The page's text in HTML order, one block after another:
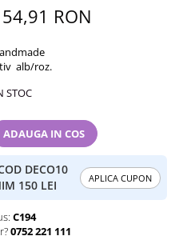
54,91 RON
alb/roz.
STOC
ADAUGA IN COS
DECO10
150 LEI
APLICA CUPON
C194
0752 221 111